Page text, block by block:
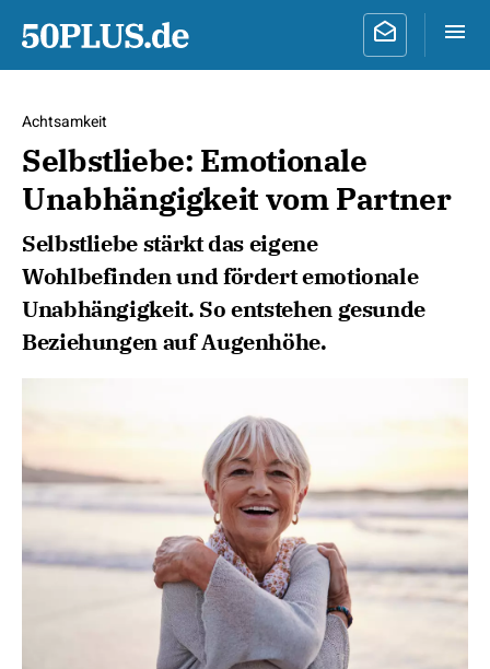
Achtsamkeit
Selbstliebe: Emotionale
Unabhängigkeit vom Partner
Selbstliebe stärkt das eigene
Wohlbefinden und fördert emotionale
Unabhängigkeit. So entstehen gesunde
Beziehungen auf Augenhöhe.